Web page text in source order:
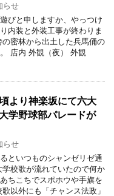
らせ
びと申しますか、やっつけ
内装と外装工事が終わりま
密林から出土した兵馬俑の
店内 外観（夜） 外観
より神楽坂にて六大
学野球部パレードが
らせ
といつものシャンゼリゼ通
校歌が流れていたので何か
ちこちでスポホウや手旗を
以外にも「チャンス法政」